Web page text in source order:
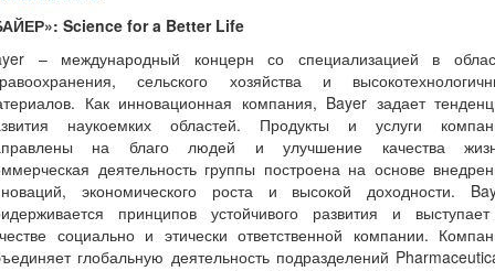
Science for a Better Life
– международный концерн со специализацией в
сельского хозяйства и
Как инновационная компания, Bayer задает
наукоемких областей. Продукты и услуги
на благо людей и улучшение качества
деятельность группы построена на основе
экономического роста и высокой доходности.
принципов устойчивого развития и
социально и этически ответственной компании.
глобальную деятельность подразделений